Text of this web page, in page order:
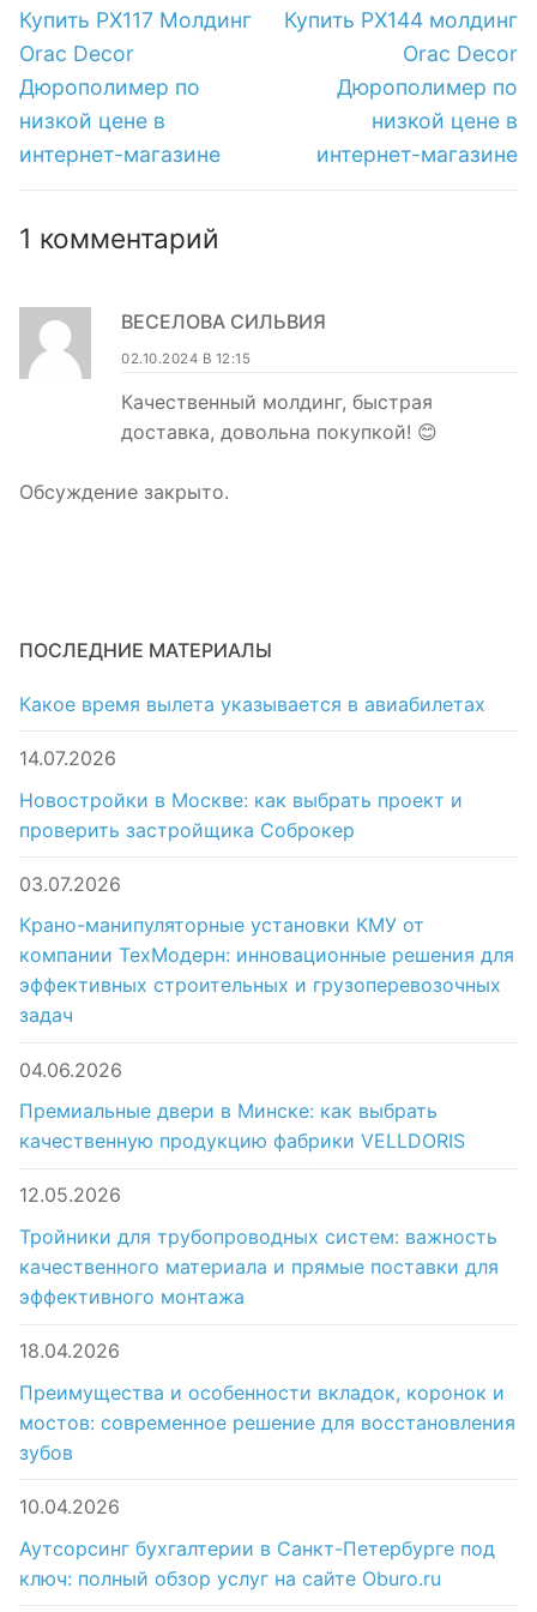
магазине
по
записям
Предыдущая
запись:
Купить PX117 Молдинг
Orac Decor
Дюрополимер по
низкой цене в
интернет-магазине
Следующая
Купить PX144 молдинг
Orac Decor
Дюрополимер по
низкой цене в
интернет-магазине
1 комментарий
ВЕСЕЛОВА СИЛЬВИЯ
02.10.2024 В 12:15
Качественный молдинг, быстрая
доставка, довольна покупкой! 😊
Обсуждение закрыто.
ПОСЛЕДНИЕ МАТЕРИАЛЫ
Какое время вылета указывается в авиабилетах
14.07.2026
Новостройки в Москве: как выбрать проект и
проверить застройщика Соброкер
03.07.2026
Крано-манипуляторные установки КМУ от
компании ТехМодерн: инновационные решения для
эффективных строительных и грузоперевозочных
задач
04.06.2026
Премиальные двери в Минске: как выбрать
качественную продукцию фабрики VELLDORIS
12.05.2026
Тройники для трубопроводных систем: важность
качественного материала и прямые поставки для
эффективного монтажа
18.04.2026
Преимущества и особенности вкладок, коронок и
мостов: современное решение для восстановления
зубов
10.04.2026
Аутсорсинг бухгалтерии в Санкт-Петербурге под
ключ: полный обзор услуг на сайте Oburo.ru